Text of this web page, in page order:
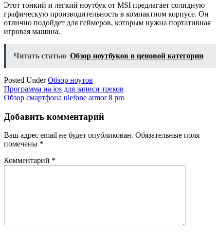
Этот тонкий и легкий ноутбук от MSI предлагает солидную
графическую производительность в компактном корпусе. Он
отлично подойдет для геймеров, которым нужна портативная
игровая машина.
Читать статью Обзор ноутбуков в ценовой категории
Posted UnderОбзор ноутов
Навигация
по
записям
Программа на ios для записи треков
Обзор смартфона ulefone armor 8 pro
Добавить комментарий
Ваш адрес email не будет опубликован. Обязательные поля
помечены *
Комментарий *